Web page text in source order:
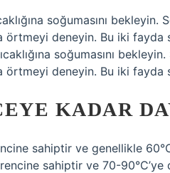
soğumasını bekleyin.
deneyin. Bu iki fayda
soğumasını bekleyin.
deneyin. Bu iki fayda
KADAR
sahiptir ve genellikle
sahiptir ve 70-